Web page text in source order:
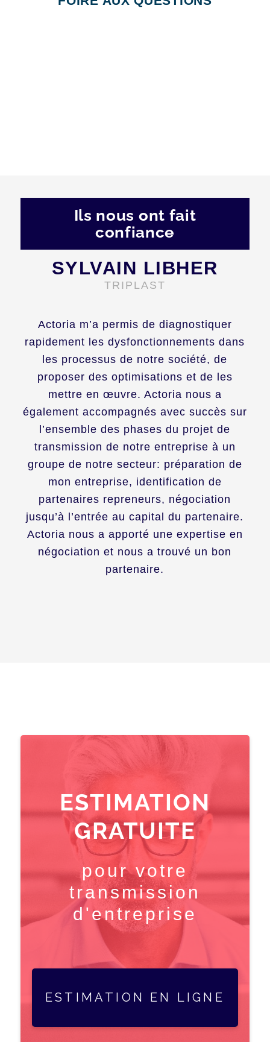
Ils nous ont fait
confiance
Actoria m’a permis de diagnostiquer
rapidement les dysfonctionnements dans
les processus de notre société, de
proposer des optimisations et de les
mettre en œuvre. Actoria nous a
également accompagnés avec succès sur
l’ensemble des phases du projet de
transmission de notre entreprise à un
groupe de notre secteur: préparation de
mon entreprise, identification de
partenaires repreneurs, négociation
jusqu’à l’entrée au capital du partenaire.
Actoria nous a apporté une expertise en
négociation et nous a trouvé un bon
partenaire.
SYLVAIN LIBHER
TRIPLAST
ESTIMATION
GRATUITE
pour votre
transmission
d'entreprise
ESTIMATION EN LIGNE